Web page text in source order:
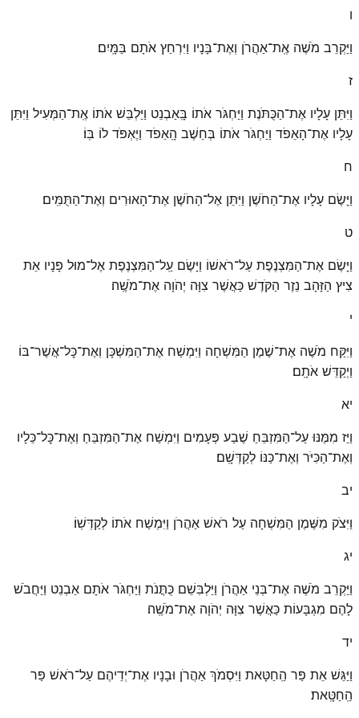
ו
וַיַּקְרֵב מֹשֶׁה אֶֽת־אַהֲרֹן וְאֶת־בָּנָיו וַיִּרְחַץ אֹתָם בַּמָּֽיִם׃
ז
וַיִּתֵּן עָלָיו אֶת־הַכֻּתֹּנֶת וַיַּחְגֹּר אֹתוֹ בָּֽאַבְנֵט וַיַּלְבֵּשׁ אֹתוֹ אֶֽת־הַמְּעִיל וַיִּתֵּן
עָלָיו אֶת־הָאֵפֹד וַיַּחְגֹּר אֹתוֹ בְּחֵשֶׁב הָֽאֵפֹד וַיֶּאְפֹּד לוֹ בּֽוֹ׃
ח
וַיָּשֶׂם עָלָיו אֶת־הַחֹשֶׁן וַיִּתֵּן אֶל־הַחֹשֶׁן אֶת־הָאוּרִים וְאֶת־הַתֻּמִּֽים׃
ט
וַיָּשֶׂם אֶת־הַמִּצְנֶפֶת עַל־רֹאשׁוֹ וַיָּשֶׂם עַֽל־הַמִּצְנֶפֶת אֶל־מוּל פָּנָיו אֵת
צִיץ הַזָּהָב נֵזֶר הַקֹּדֶשׁ כַּאֲשֶׁר צִוָּה יְהֹוָה אֶת־מֹשֶֽׁה׃
י
וַיִּקַּח מֹשֶׁה אֶת־שֶׁמֶן הַמִּשְׁחָה וַיִּמְשַׁח אֶת־הַמִּשְׁכָּן וְאֶת־כׇּל־אֲשֶׁר־בּוֹ
וַיְקַדֵּשׁ אֹתָֽם׃
יא
וַיַּז מִמֶּנּוּ עַל־הַמִּזְבֵּחַ שֶׁבַע פְּעָמִים וַיִּמְשַׁח אֶת־הַמִּזְבֵּחַ וְאֶת־כׇּל־כֵּלָיו
וְאֶת־הַכִּיֹּר וְאֶת־כַּנּוֹ לְקַדְּשָֽׁם׃
יב
וַיִּצֹק מִשֶּׁמֶן הַמִּשְׁחָה עַל רֹאשׁ אַהֲרֹן וַיִּמְשַׁח אֹתוֹ לְקַדְּשֽׁוֹ׃
יג
וַיַּקְרֵב מֹשֶׁה אֶת־בְּנֵי אַהֲרֹן וַיַּלְבִּשֵׁם כֻּתֳּנֹת וַיַּחְגֹּר אֹתָם אַבְנֵט וַיַּחֲבֹשׁ
לָהֶם מִגְבָּעוֹת כַּאֲשֶׁר צִוָּה יְהֹוָה אֶת־מֹשֶֽׁה׃
יד
וַיַּגֵּשׁ אֵת פַּר הַֽחַטָּאת וַיִּסְמֹךְ אַהֲרֹן וּבָנָיו אֶת־יְדֵיהֶם עַל־רֹאשׁ פַּר
הַֽחַטָּֽאת׃